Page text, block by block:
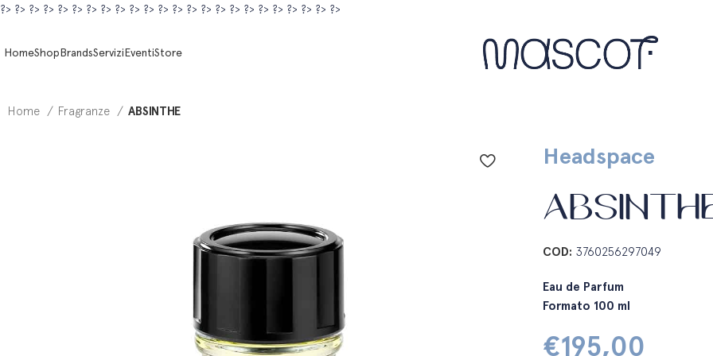
?> ?> ?> ?> ?> ?> ?> ?> ?> ?> ?> ?> ?> ?> ?> ?> ?> ?> ?> ?> ?> ?> ?> ?>
HomeShopBrandsServiziEventiStore
Home Fragranze ABSINTHE
Headspace
COD: 3760256297049
Eau de Parfum
Formato 100 ml
€195,00